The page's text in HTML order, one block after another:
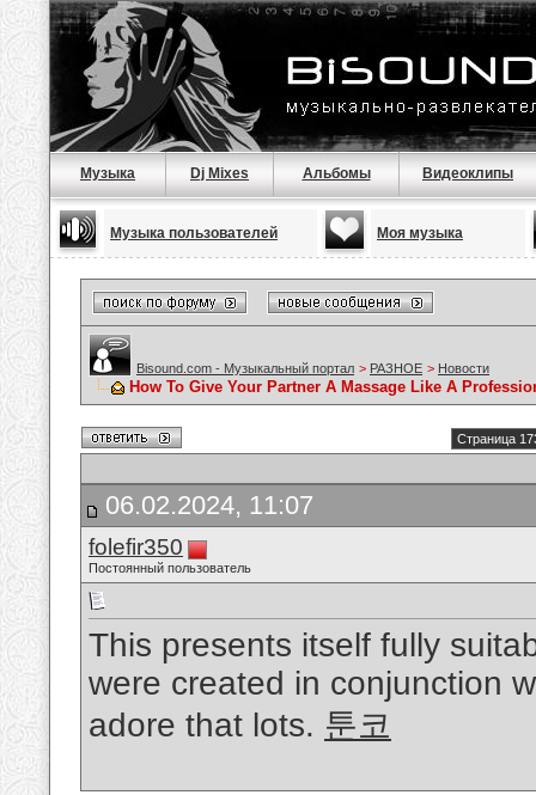
Музыка Dj Mixes Альбомы Видеоклипы
Музыка пользователей Моя музыка
Bisound.com - Музыкальный портал > РАЗНОЕ > Новости
How To Give Your Partner A Massage Like A
Страница
06.02.2024, 11:07
folefir350
Постоянный пользователь
This presents itself fully
were created in conjunction
adore that lots. 툰코